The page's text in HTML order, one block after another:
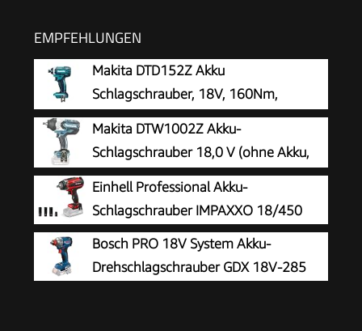
EMPFEHLUNGEN
Makita DTD152Z Akku
Schlagschrauber, 18V, 160Nm,
Batteriebetrieben, Standard, Blau
Makita DTW1002Z Akku-
Schlagschrauber 18,0 V (ohne Akku,
ohne Ladegerät)
Einhell Professional Akku-
Schlagschrauber IMPAXXO 18/450
Bosch PRO 18V System Akku-
Drehschlagschrauber GDX 18V-285